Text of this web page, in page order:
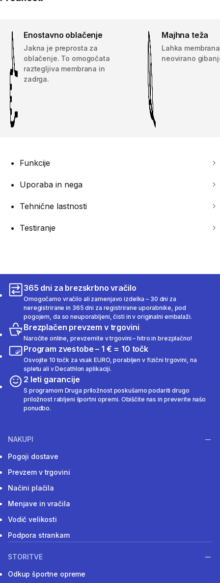
Enostavno oblačenje
Jakna je preprosta za
oblačenje. To omogočata
raztegljiva membrana in
zadrga.
Majhna teža
Lahka
neovirano
Funkcije
Uporaba in nega
Tehnične lastnosti
Testiranje
365 dni za brezskrbno vračilo
Omogočamo vračilo ali zamenjavo izdelka – 30 dni za
neregistrirane in 365 dni za registrirane uporabnike, pod
pogojem, da so neuporabljeni, čisti in v originalni embalaži.
Brezplačen prevzem v trgovini
Naročite online, prevzemite v trgovini – hitro in brezplačno!
Program zvestobe – 1 € = 10 točk
Osvojite 10 točk za vsak EURO, porabljen v fizični trgovini, na
spletu ali v Decathlon aplikaciji.
2 leti garancije
S programom Druga priložnost poskušamo podariti drugo
priložnost rabljeni športni opremi. Obiščite nas in preverite našo
ponudbo.
NAKUPI
Pogoji dostave
Prevzem v trgovini
Načini plačila
Menjave in vračila
Vodič velikosti
Podpora strankam
STORITVE
Odkup športne opreme